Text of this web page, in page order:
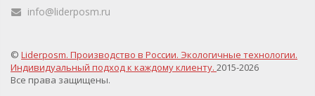
info@liderposm.ru
© Liderposm. Производство в России. Экологичные технологии.
Индивидуальный подход к каждому клиенту. 2015-2026
Все права защищены.